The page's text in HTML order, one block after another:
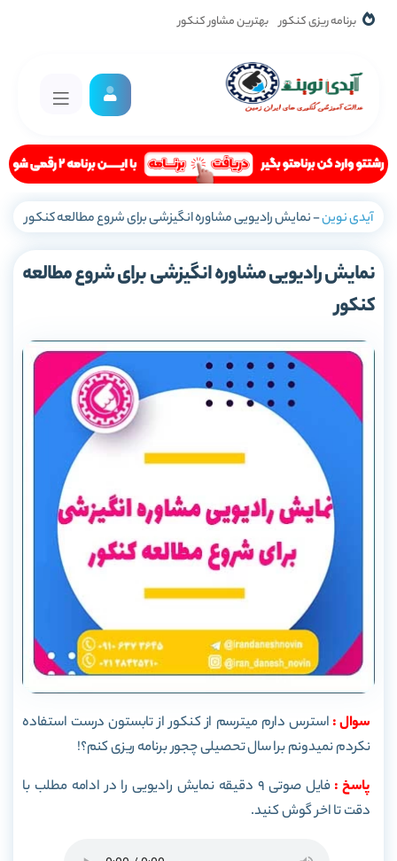
برنامه ریزی کنکور بهترین مشاور کنکور
آیدی نوین-نمایش رادیویی مشاوره انگیزشی برای شروع مطالعه کنکور
نمایش رادیویی مشاوره انگیزشی برای شروع مطالعه
کنکور
سوال : استرس دارم میترسم از کنکور از تابستون درست استفاده
نکردم نمیدونم برا سال تحصیلی چجور برنامه ریزی کنم؟!
پاسخ :
فایل صوتی ۹ دقیقه نمایش رادیویی را در ادامه مطلب با
دقت تا اخر گوش کنید.